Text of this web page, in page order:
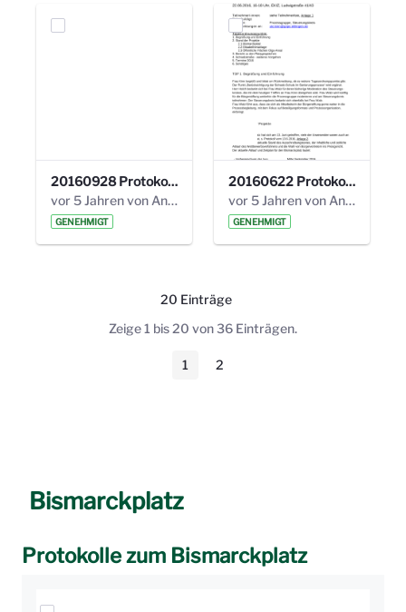
20160928 Protokoll 17. Steuerungskreis.pdf
vor 5 Jahren von Anni Schlumberger
GENEHMIGT
20160622 Protokoll 16. Steuerungskreis.pdf
vor 5 Jahren von Anni Schlumberger
GENEHMIGT
20 Einträge
Pro Seite
Zeige 1 bis 20 von 36 Einträgen.
Seite
1 Seite
2
Bismarckplatz
Protokolle zum Bismarckplatz